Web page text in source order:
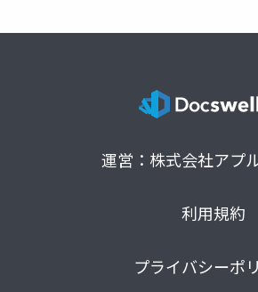
運営：株式会社アプ
利用規約
プライバシーポ